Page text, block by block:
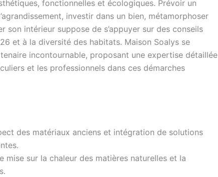
fonctionnelles et écologiques. Prévoir un
investir dans un bien, métamorphoser
son intérieur suppose de s’appuyer sur des conseils
et à la diversité des habitats. Maison Soalys se
incontournable, proposant une expertise détaillée
et les professionnels dans ces démarches
des matériaux anciens et intégration de solutions
mise sur la chaleur des matières naturelles et la